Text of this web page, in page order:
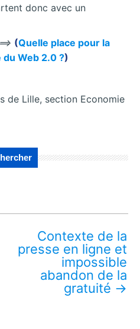
donc avec un
==> (Quelle place pour la
du Web 2.0 ?)
de Lille, section Economie
Contexte de la
presse en ligne et
impossible
abandon de la
gratuité →